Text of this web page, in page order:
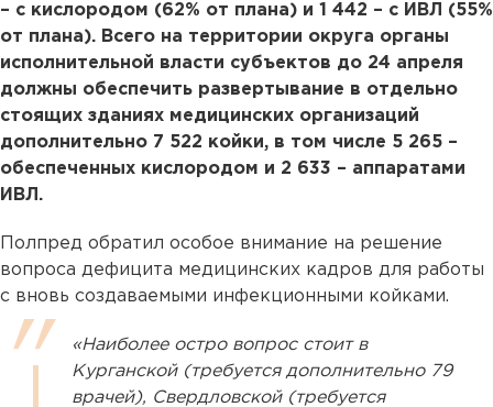
– с кислородом (62% от плана) и 1 442 – с ИВЛ (55%
от плана). Всего на территории округа органы
исполнительной власти субъектов до 24 апреля
должны обеспечить развертывание в отдельно
стоящих зданиях медицинских организаций
дополнительно 7 522 койки, в том числе 5 265 –
обеспеченных кислородом и 2 633 – аппаратами
ИВЛ.
Полпред обратил особое внимание на решение
вопроса дефицита медицинских кадров для работы
с вновь создаваемыми инфекционными койками.
«Наиболее остро вопрос стоит в
Курганской (требуется дополнительно 79
врачей), Свердловской (требуется